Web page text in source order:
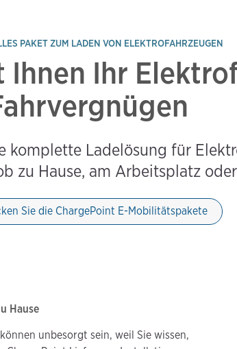
PAKET ZUM LADEN VON ELEKTROFAHRZEUGEN
Ihr
komplette Ladelösung für
zu Hause, am Arbeitsplatz
Sie die ChargePoint E-Mobilitätspakete
Hause
unbesorgt sein, weil Sie wissen,